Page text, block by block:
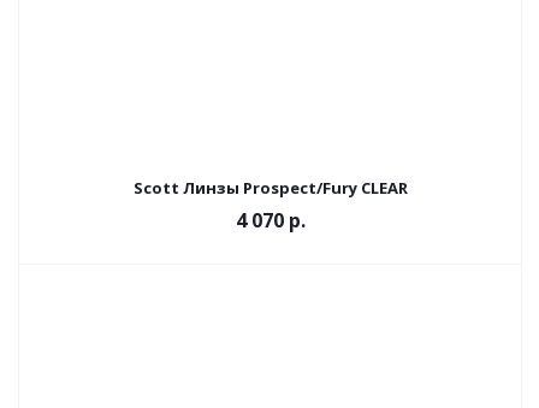
Scott Линзы Prospect/Fury CLEAR
4 070 р.